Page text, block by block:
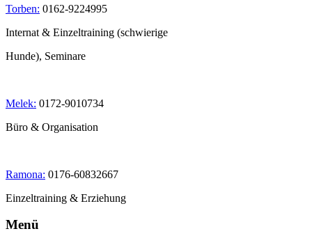
Torben: 0162-9224995
Internat & Einzeltraining (schwierige
Hunde), Seminare
Melek: 0172-9010734
Büro & Organisation
Ramona: 0176-60832667
Einzeltraining & Erziehung
Menü